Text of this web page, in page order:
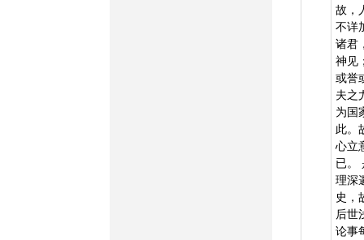
故，
不详
诸君
神见
或誉
夫之
为国
此。
心立
已。
理深
史，
后世
论事